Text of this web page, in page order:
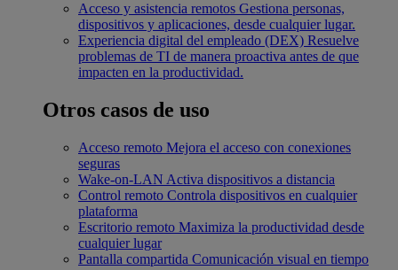
Acceso y asistencia remotos Gestiona personas,
dispositivos y aplicaciones, desde cualquier lugar.
Experiencia digital del empleado (DEX) Resuelve
problemas de TI de manera proactiva antes de que
impacten en la productividad.
Otros casos de uso
Acceso remoto Mejora el acceso con conexiones
seguras
Wake-on-LAN Activa dispositivos a distancia
Control remoto Controla dispositivos en cualquier
plataforma
Escritorio remoto Maximiza la productividad desde
cualquier lugar
Pantalla compartida Comunicación visual en tiempo